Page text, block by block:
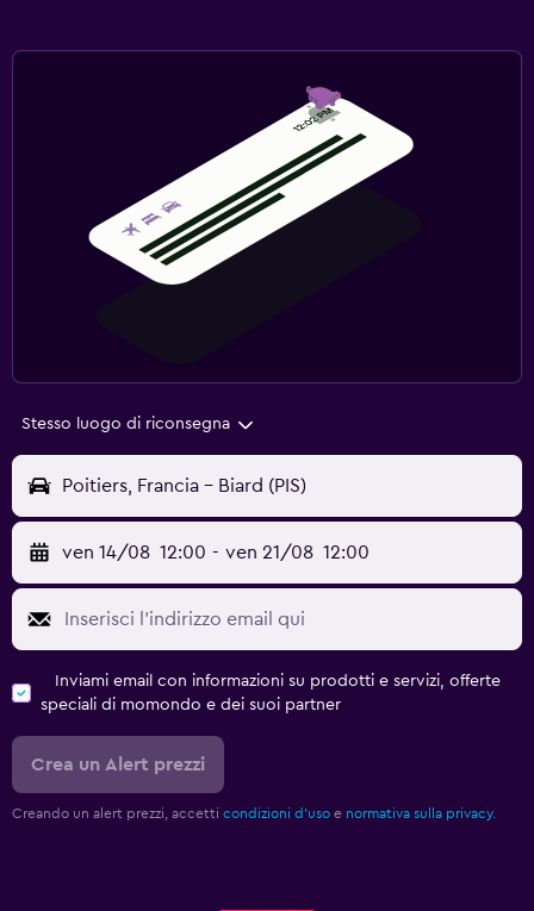
Stesso luogo di riconsegna
Poitiers, Francia - Biard (PIS)
ven 14/08 12:00 - ven 21/08 12:00
Inviami email con informazioni su prodotti e servizi, offerte
speciali di momondo e dei suoi partner
Crea un Alert prezzi
Creando un alert prezzi, accetti condizioni d'uso e normativa sulla privacy.